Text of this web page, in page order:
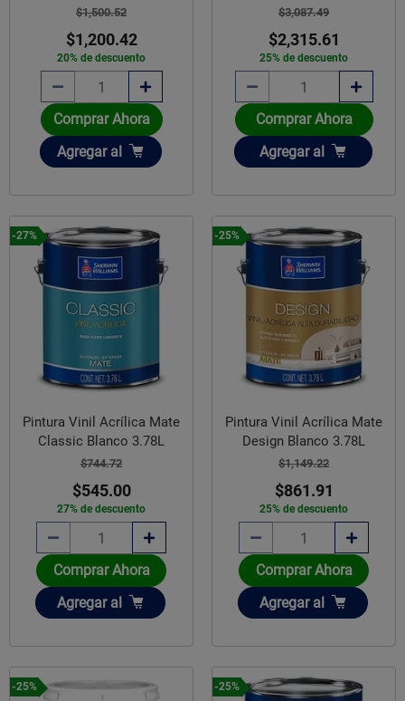
$1,500.52
$1,200.42
20% de descuento
Comprar Ahora
Añadir
Agregar al
$3,087.49
$2,315.61
25% de descuento
Comprar Ahora
Añadir
Agregar al
-27%
Pintura Vinil Acrílica Mate
Classic Blanco 3.78L
$744.72
$545.00
27% de descuento
Comprar Ahora
Añadir
Agregar al
-25%
Pintura Vinil Acrílica Mate
Design Blanco 3.78L
$1,149.22
$861.91
25% de descuento
Comprar Ahora
Añadir
Agregar al
-25% -25%